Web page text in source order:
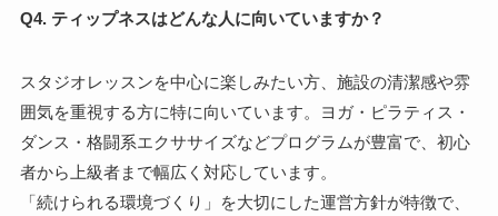
Q4. ティップネスはどんな人に向いていますか？
スタジオレッスンを中心に楽しみたい方、施設の清潔感や雰
囲気を重視する方に特に向いています。ヨガ・ピラティス・
ダンス・格闘系エクササイズなどプログラムが豊富で、初心
者から上級者まで幅広く対応しています。
「続けられる環境づくり」を大切にした運営方針が特徴で、